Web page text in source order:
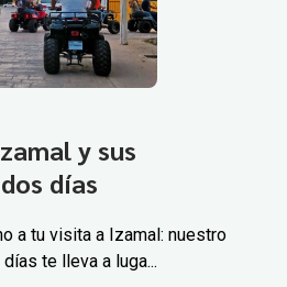
y sus
días
a tu visita a Izamal: nuestro
te lleva a luga...